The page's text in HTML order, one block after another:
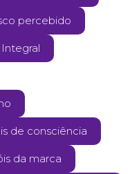
percebido
de consciência
da marca